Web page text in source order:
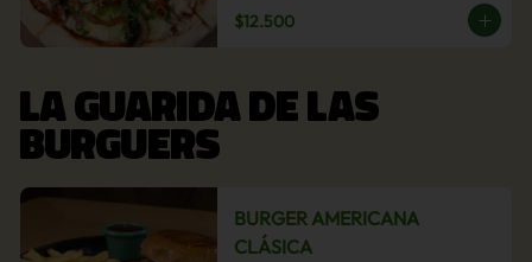
$12.500
LA GUARIDA DE LAS
BURGUERS
BURGER AMERICANA
CLÁSICA